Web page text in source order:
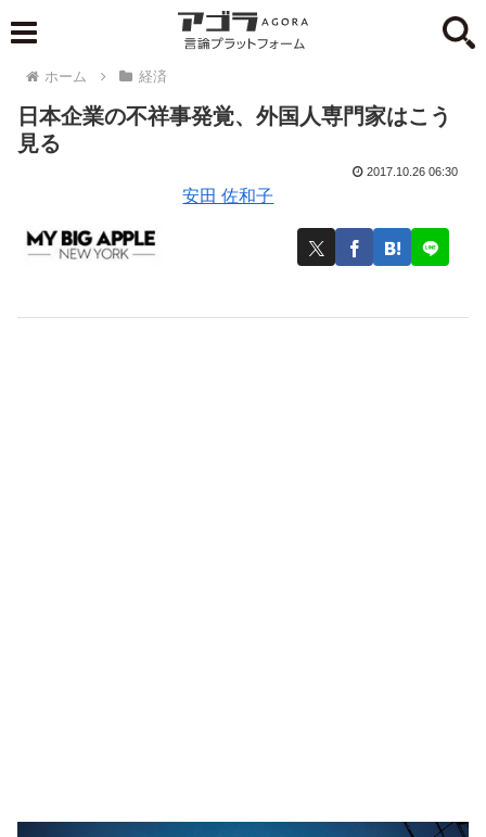
ホーム 経済
日本企業の不祥事発覚、外国人専門家はこう
見る
安田 佐和子
2017.10.26 06:30